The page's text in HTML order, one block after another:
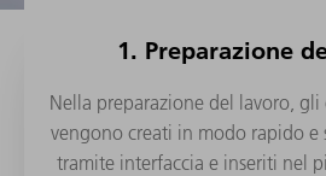
1. Preparazione
Nella preparazione del lavoro,
vengono creati in modo rapido e
tramite interfaccia e inseriti nel